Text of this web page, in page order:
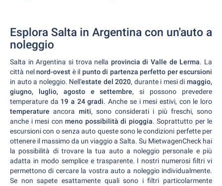
Esplora Salta in Argentina con un'auto a
noleggio
Salta in Argentina si trova nella provincia di Valle de Lerma. La
città nelnord-ovest è il punto di partenza perfetto per escursioni
in auto a noleggio. Nell'estate del 2020, durante i mesi dimaggio,
giugno, luglio, agosto e settembre, si possono prevedere
temperature da 19 a 24 gradi. Anche se i mesi estivi, con le loro
temperature ancora miti, sono considerati i più freschi, sono
anche i mesi con meno possibilità di pioggia. Soprattutto per le
escursioni con o senza auto queste sono le condizioni perfette per
ottenere il massimo da un viaggio a Salta. Su MietwagenCheck hai
la possibilità di trovare la tua auto a noleggio personale e più
adatta in modo semplice e trasparente. I nostri numerosi filtri vi
permettono di cercare la vostra auto a noleggio individualmente.
Se non sapete esattamente quali sono i filtri particolarmente